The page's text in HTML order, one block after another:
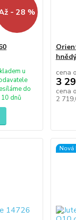
- 28 %
u
do
10 dnů
hnědý
cena
3
cena
2
Nová